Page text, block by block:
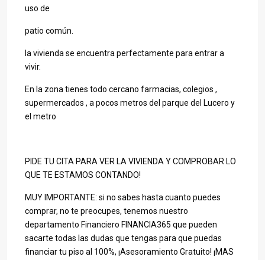
uso de
patio común.
la vivienda se encuentra perfectamente para entrar a
vivir.
En la zona tienes todo cercano farmacias, colegios ,
supermercados , a pocos metros del parque del Lucero y
el metro
PIDE TU CITA PARA VER LA VIVIENDA Y COMPROBAR LO
QUE TE ESTAMOS CONTANDO!
MUY IMPORTANTE: si no sabes hasta cuanto puedes
comprar, no te preocupes, tenemos nuestro
departamento Financiero FINANCIA365 que pueden
sacarte todas las dudas que tengas para que puedas
financiar tu piso al 100%, ¡Asesoramiento Gratuito! ¡MAS